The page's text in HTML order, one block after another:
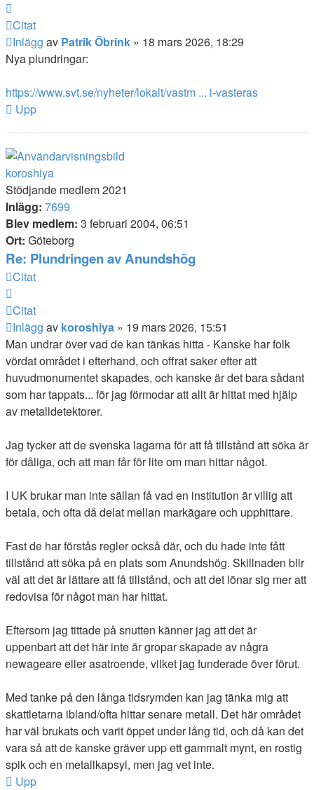
Citat
Inlägg av Patrik Öbrink » 18 mars 2026, 18:29
Nya plundringar:
https://www.svt.se/nyheter/lokalt/vastm ... i-vasteras
Upp
koroshiya
Stödjande medlem 2021
Inlägg: 7699
Blev medlem: 3 februari 2004, 06:51
Ort: Göteborg
Re: Plundringen av Anundshög
Citat
Citat
Inlägg av koroshiya » 19 mars 2026, 15:51
Man undrar över vad de kan tänkas hitta - Kanske har folk
vördat området i efterhand, och offrat saker efter att
huvudmonumentet skapades, och kanske är det bara sådant
som har tappats... för jag förmodar att allt är hittat med hjälp
av metalldetektorer.
Jag tycker att de svenska lagarna för att få tillstånd att söka är
för dåliga, och att man får för lite om man hittar något.
I UK brukar man inte sällan få vad en institution är villig att
betala, och ofta då delat mellan markägare och upphittare.
Fast de har förstås regler också där, och du hade inte fått
tillstånd att söka på en plats som Anundshög. Skillnaden blir
väl att det är lättare att få tillstånd, och att det lönar sig mer att
redovisa för något man har hittat.
Eftersom jag tittade på snutten känner jag att det är
uppenbart att det här inte är gropar skapade av några
newageare eller asatroende, vilket jag funderade över förut.
Med tanke på den långa tidsrymden kan jag tänka mig att
skattletarna ibland/ofta hittar senare metall. Det här området
har väl brukats och varit öppet under lång tid, och då kan det
vara så att de kanske gräver upp ett gammalt mynt, en rostig
spik och en metallkapsyl, men jag vet inte.
Upp